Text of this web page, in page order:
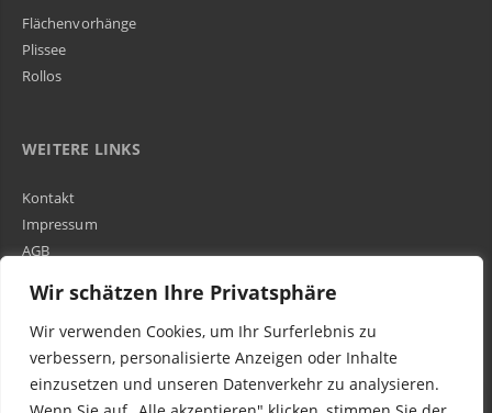
Wir schätzen Ihre Privatsphäre
Wir verwenden Cookies, um Ihr Surferlebnis zu
verbessern, personalisierte Anzeigen oder Inhalte
einzusetzen und unseren Datenverkehr zu analysieren.
Flächenvorhänge
Plissee
Rollos
WEITERE LINKS
Kontakt
Impressum
AGB
WIR SIND IN DER GESAMTEN SCHWEIZ TÄTIG
Kundenbewertungen und Erfahrungen zu
Egora GmbH
MANGELHAFT